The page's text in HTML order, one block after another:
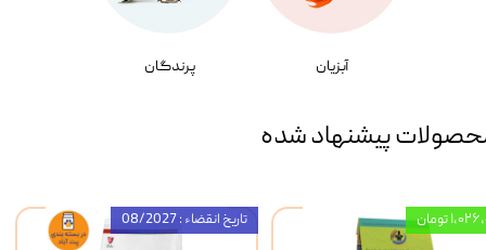
آبزیان پرندگان
پیشنهاد شده
تاریخ انقضاء : 08/2027 تومان